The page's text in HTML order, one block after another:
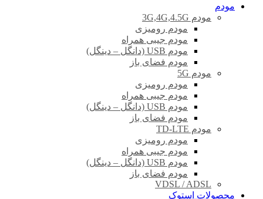
مودم
مودم 3G,4G,4.5G
مودم رومیزی
مودم جیبی همراه
مودم USB (دانگل – دینگل)
مودم فضای باز
مودم 5G
مودم رومیزی
مودم جیبی همراه
مودم USB (دانگل – دینگل)
مودم فضای باز
مودم TD-LTE
مودم رومیزی
مودم جیبی همراه
مودم USB (دانگل – دینگل)
مودم فضای باز
VDSL / ADSL
محصولات استوک